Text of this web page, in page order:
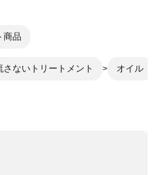
商品
さないトリートメント オイル